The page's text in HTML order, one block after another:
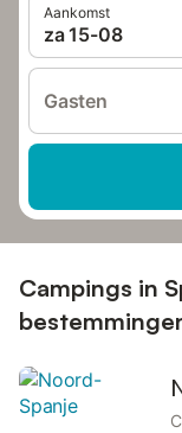
Aankomst
za 15-08
Gasten
Campings in